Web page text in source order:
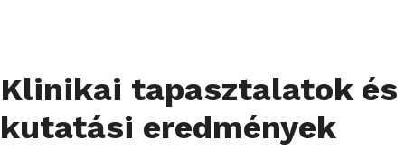
Klinikai tapasztalatok és
kutatási eredmények